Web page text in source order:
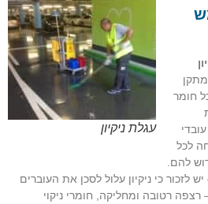
עגלת ניקיון
חומר
לכל
להם.
יש לזכור כי ניקיון עלול לסכן את העוברים
רצפה רטובה ומחליקה, חומרי ניקוי